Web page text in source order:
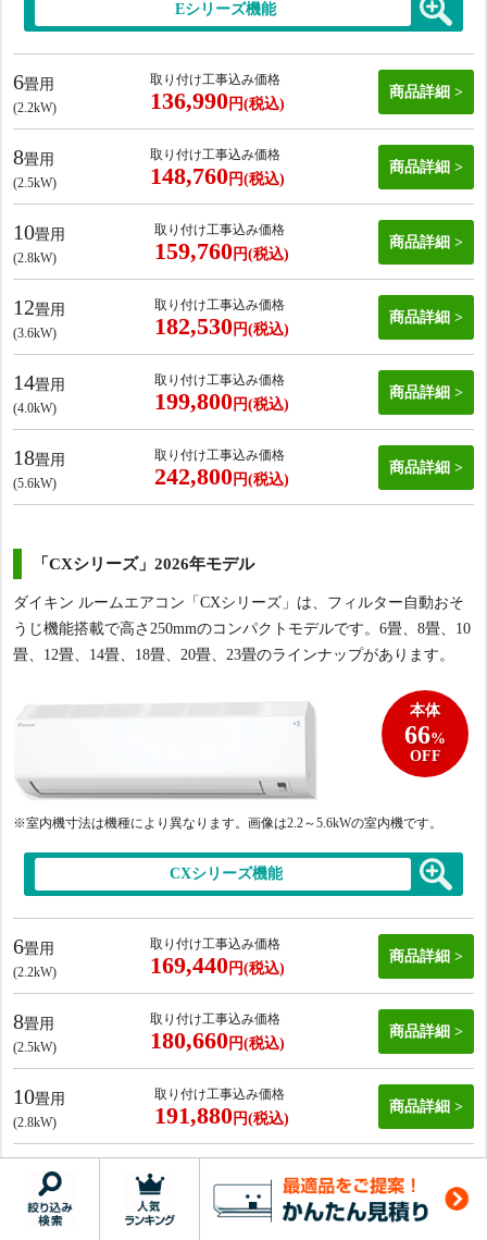
Eシリーズ機能
6畳用
(2.2kW)
取り付け工事込み価格
136,990 円(税込)
商品詳細
8畳用
(2.5kW)
取り付け工事込み価格
148,760 円(税込)
商品詳細
10畳用
(2.8kW)
取り付け工事込み価格
159,760 円(税込)
商品詳細
12畳用
(3.6kW)
取り付け工事込み価格
182,530 円(税込)
商品詳細
14畳用
(4.0kW)
取り付け工事込み価格
199,800 円(税込)
商品詳細
18畳用
(5.6kW)
取り付け工事込み価格
242,800 円(税込)
商品詳細
「CXシリーズ」2026年モデル
ダイキン ルームエアコン「CXシリーズ」は、フィルター自動おそ
うじ機能搭載で高さ250mmのコンパクトモデルです。6畳、8畳、10
畳、12畳、14畳、18畳、20畳、23畳のラインナップがあります。
※室内機寸法は機種により異なります。画像は2.2～5.6kWの室内機です。
本体
66%
OFF
CXシリーズ機能
6畳用
(2.2kW)
取り付け工事込み価格
169,440 円(税込)
商品詳細
8畳用
(2.5kW)
取り付け工事込み価格
180,660 円(税込)
商品詳細
10畳用
(2.8kW)
取り付け工事込み価格
191,880 円(税込)
商品詳細
畳用
(3.6kW) 206,840 円(税込)
商品詳細